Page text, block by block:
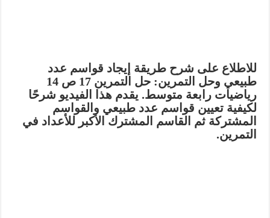
للاطلاع على شرح طريقة إيجاد قواسم عدد
طبيعي وحل التمرين: حل التمرين 17 ص 14
رياضيات رابعة متوسط. يقدم هذا الفيديو شرحًا
لكيفية تعيين قواسم عدد طبيعي والقواسم
المشتركة ثم القاسم المشترك الأكبر للأعداد في
التمرين.